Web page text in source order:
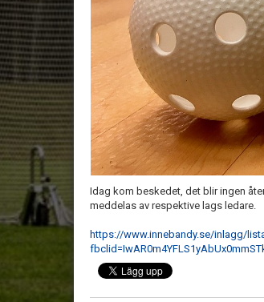
Idag kom beskedet, det blir ingen
meddelas av respektive lags ledare.
https://www.innebandy.se/inlagg/